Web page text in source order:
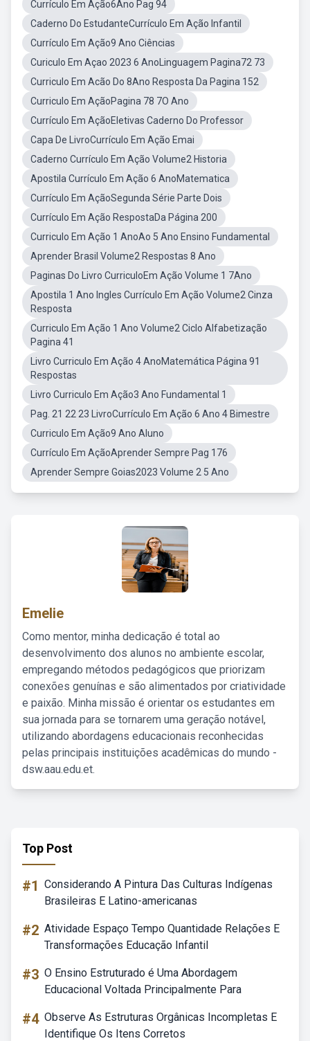
Currículo Em Ação6Ano Pag 94
Caderno Do EstudanteCurrículo Em Ação Infantil
Currículo Em Ação9 Ano Ciências
Curiculo Em Açao 2023 6 AnoLinguagem Pagina72 73
Curriculo Em Acão Do 8Ano Resposta Da Pagina 152
Curriculo Em AçãoPagina 78 7O Ano
Currículo Em AçãoEletivas Caderno Do Professor
Capa De LivroCurrículo Em Ação Emai
Caderno Currículo Em Ação Volume2 Historia
Apostila Currículo Em Ação 6 AnoMatematica
Currículo Em AçãoSegunda Série Parte Dois
Currículo Em Ação RespostaDa Página 200
Curriculo Em Ação 1 AnoAo 5 Ano Ensino Fundamental
Aprender Brasil Volume2 Respostas 8 Ano
Paginas Do Livro CurriculoEm Ação Volume 1 7Ano
Apostila 1 Ano Ingles Currículo Em Ação Volume2 Cinza
Resposta
Curriculo Em Ação 1 Ano Volume2 Ciclo Alfabetização
Pagina 41
Livro Curriculo Em Ação 4 AnoMatemática Página 91
Respostas
Livro Curriculo Em Ação3 Ano Fundamental 1
Pag. 21 22 23 LivroCurrículo Em Ação 6 Ano 4 Bimestre
Curriculo Em Ação9 Ano Aluno
Currículo Em AçãoAprender Sempre Pag 176
Aprender Sempre Goias2023 Volume 2 5 Ano
Emelie
Como mentor, minha dedicação é total ao
desenvolvimento dos alunos no ambiente escolar,
empregando métodos pedagógicos que priorizam
conexões genuínas e são alimentados por criatividade
e paixão. Minha missão é orientar os estudantes em
sua jornada para se tornarem uma geração notável,
utilizando abordagens educacionais reconhecidas
pelas principais instituições acadêmicas do mundo -
dsw.aau.edu.et.
Top Post
#1 Considerando A Pintura Das Culturas Indígenas
Brasileiras E Latino-americanas
#2 Atividade Espaço Tempo Quantidade Relações E
Transformações Educação Infantil
#3 O Ensino Estruturado é Uma Abordagem
Educacional Voltada Principalmente Para
#4 Observe As Estruturas Orgânicas Incompletas E
Identifique Os Itens Corretos